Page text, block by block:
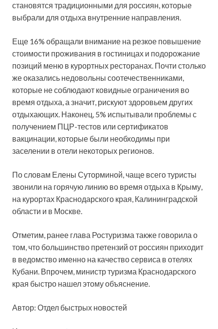
становятся традиционными для россиян, которые
выбрали для отдыха внутренние направления.
Еще 16% обращали внимание на резкое повышение
стоимости проживания в гостиницах и подорожание
позиций меню в курортных ресторанах. Почти столько
же оказались недовольны соотечественниками,
которые не соблюдают ковидные ограничения во
время отдыха, а значит, рискуют здоровьем других
отдыхающих. Наконец, 5% испытывали проблемы с
получением ПЦР-тестов или сертификатов
вакцинации, которые были необходимы при
заселении в отели некоторых регионов.
По словам Елены Суторминой, чаще всего туристы
звонили на горячую линию во время отдыха в Крыму,
на курортах Краснодарского края, Калининградской
области и в Москве.
Отметим, ранее глава Ростуризма также говорила о
том, что большинство претензий от россиян приходит
в ведомство именно на качество сервиса в отелях
Кубани. Впрочем, министр туризма Краснодарского
края быстро нашел этому объяснение.
Автор: Отдел быстрых новостей